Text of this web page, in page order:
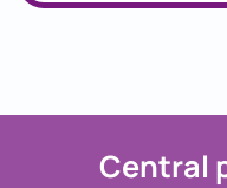
Central